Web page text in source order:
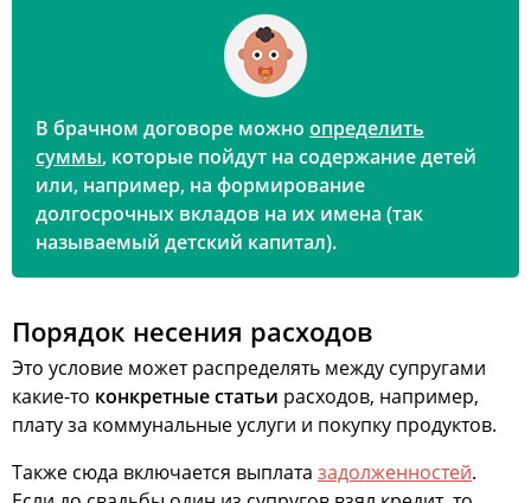
В брачном договоре можно определить
суммы, которые пойдут на содержание детей
или, например, на формирование
долгосрочных вкладов на их имена (так
называемый детский капитал).
Порядок несения расходов
Это условие может распределять между супругами
какие-то конкретные статьи расходов, например,
плату за коммунальные услуги и покупку продуктов.
Также сюда включается выплата задолженностей.